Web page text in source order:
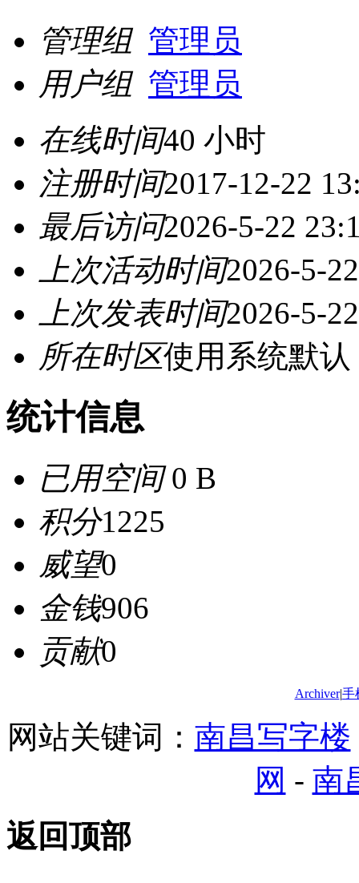
管理组 管理员
用户组 管理员
在线时间40 小时
注册时间2017-12-22
最后访问2026-5-22
上次活动时间2026-5-
上次发表时间2026-5-
所在时区使用系统默认
统计信息
已用空间0 B
积分1225
威望0
金钱906
贡献0
Archiver|手
网站关键词： 南昌写字楼
网 - 南
返回顶部